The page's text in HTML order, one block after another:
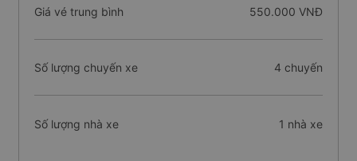
Giá vé trung bình 550.000 VNĐ
Số lượng chuyến xe 4 chuyến
Số lượng nhà xe 1 nhà xe